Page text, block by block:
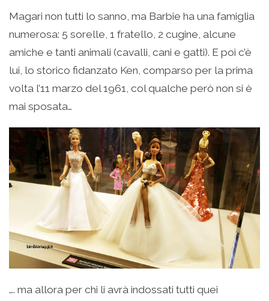
Magari non tutti lo sanno, ma Barbie ha una famiglia
numerosa: 5 sorelle, 1 fratello, 2 cugine, alcune
amiche e tanti animali (cavalli, cani e gatti). E poi c’è
lui, lo storico fidanzato Ken, comparso per la prima
volta l’11 marzo del 1961, col qualche però non si è
mai sposata…
…. ma allora per chi li avrà indossati tutti quei